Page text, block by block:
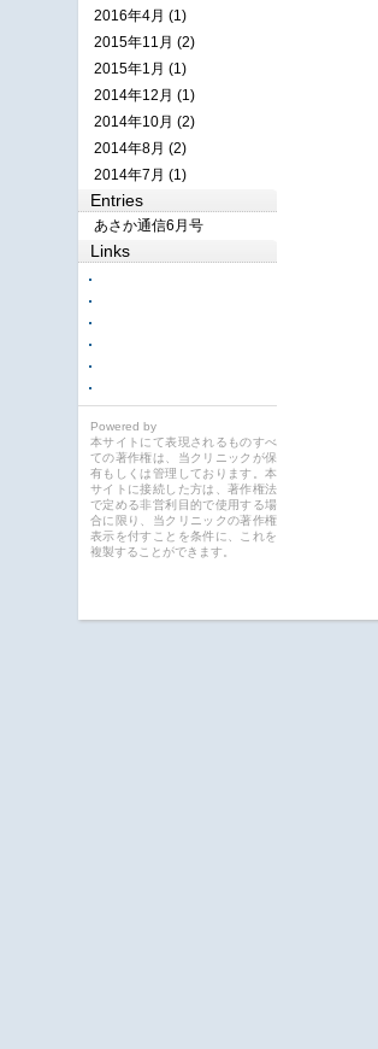
2016年4月 (1)
2015年11月 (2)
2015年1月 (1)
2014年12月 (1)
2014年10月 (2)
2014年8月 (2)
2014年7月 (1)
Entries
あさか通信6月号
Links
Powered by
本サイトにて表現されるものすべ
ての著作権は、当クリニックが保
有もしくは管理しております。本
サイトに接続した方は、著作権法
で定める非営利目的で使用する場
合に限り、当クリニックの著作権
表示を付すことを条件に、これを
複製することができます。